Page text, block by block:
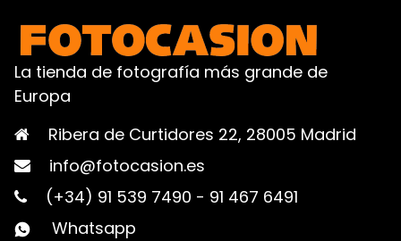
La tienda de fotografía más grande de
Europa
Ribera de Curtidores 22, 28005 Madrid
info@fotocasion.es
(+34) 91 539 7490 - 91 467 6491
Whatsapp